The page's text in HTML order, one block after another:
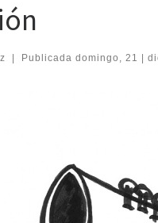
Publicada domingo, 21 |